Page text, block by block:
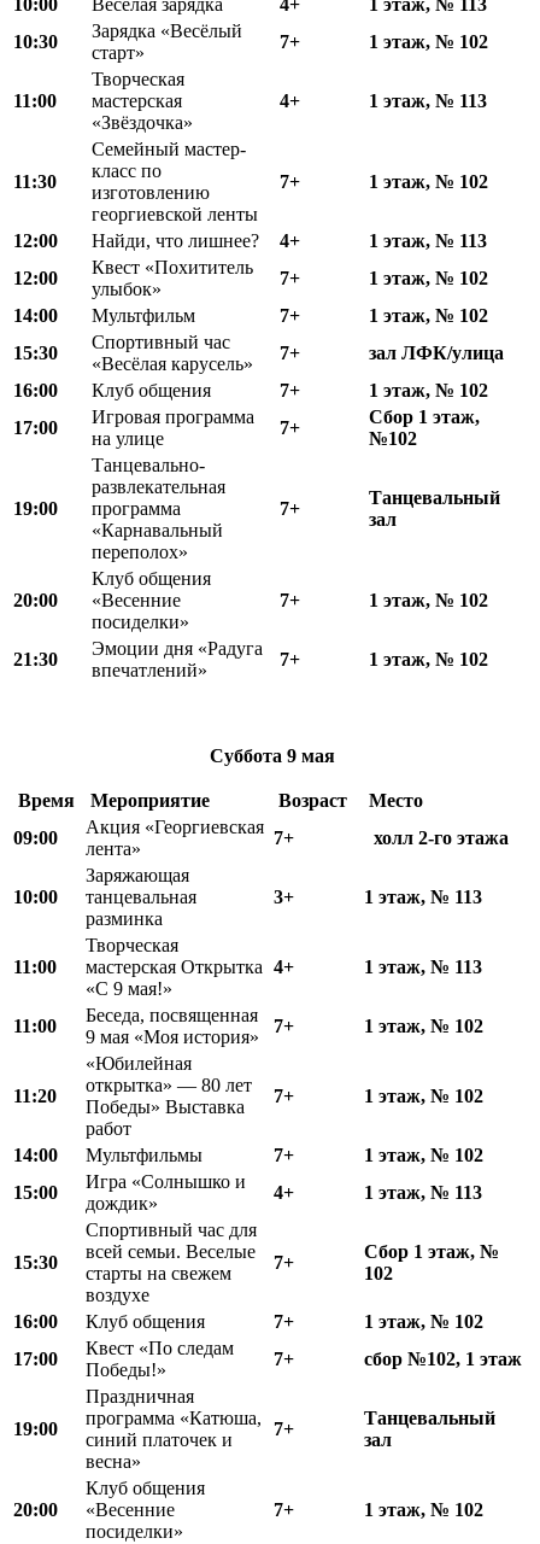
10:30
Зарядка «Весёлый
старт»
7+ 1 этаж, № 102
11:00
Творческая
мастерская
«Звёздочка»
4+ 1 этаж, № 113
11:30
Семейный мастер-
класс по
изготовлению
георгиевской ленты
7+ 1 этаж, № 102
12:00 Найди, что лишнее? 4+
1 этаж, № 113
12:00
Квест «Похититель
улыбок»
7+
1 этаж, № 102
14:00 Мультфильм 7+
1 этаж, № 102
15:30
Спортивный час
«Весёлая карусель»
7+ зал ЛФК/улица
16:00
Клуб общения 7+
1 этаж, № 102
17:00
Игровая программа
на улице
7+
Сбор 1 этаж,
№102
19:00
Танцевально-
развлекательная
программа
«Карнавальный
переполох»
7+
Танцевальный
зал
20:00
Клуб общения
«Весенние
посиделки»
7+ 1 этаж, № 102
21:30
Эмоции дня «Радуга
впечатлений»
7+ 1 этаж, № 102
Суббота 9 мая
Время Мероприятие Возраст
Место
09:00
Акция «Георгиевская
лента»
7+ холл 2-го этажа
10:00
Заряжающая
танцевальная
разминка
3+ 1 этаж, № 113
11:00
Творческая
мастерская Открытка
«С 9 мая!»
4+ 1 этаж, № 113
11:00
Беседа, посвященная
9 мая «Моя история»
7+ 1 этаж, № 102
11:20
«Юбилейная
открытка» — 80 лет
Победы» Выставка
работ
7+ 1 этаж, № 102
14:00 Мультфильмы 7+
1 этаж, № 102
15:00
Игра «Солнышко и
дождик»
4+ 1 этаж, № 113
15:30
Спортивный час для
всей семьи. Веселые
старты на свежем
воздухе
7+
Сбор 1 этаж, №
102
16:00 Клуб общения 7+
1 этаж, № 102
17:00
Квест «По следам
Победы!»
7+ сбор №102, 1 этаж
19:00
Праздничная
программа «Катюша,
синий платочек и
весна»
7+
Танцевальный
зал
20:00
Клуб общения
«Весенние
посиделки»
7+ 1 этаж, № 102